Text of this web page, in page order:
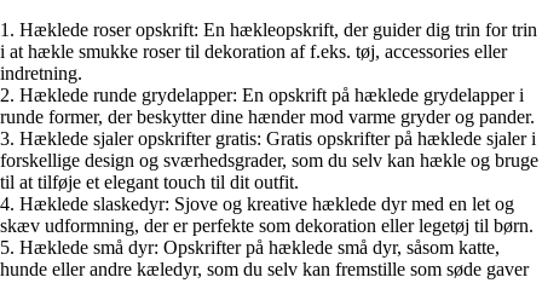
1. Hæklede roser opskrift: En hækleopskrift, der guider dig trin for trin
i at hækle smukke roser til dekoration af f.eks. tøj, accessories eller
indretning.
2. Hæklede runde grydelapper: En opskrift på hæklede grydelapper i
runde former, der beskytter dine hænder mod varme gryder og pander.
3. Hæklede sjaler opskrifter gratis: Gratis opskrifter på hæklede sjaler i
forskellige design og sværhedsgrader, som du selv kan hækle og bruge
til at tilføje et elegant touch til dit outfit.
4. Hæklede slaskedyr: Sjove og kreative hæklede dyr med en let og
skæv udformning, der er perfekte som dekoration eller legetøj til børn.
5. Hæklede små dyr: Opskrifter på hæklede små dyr, såsom katte,
hunde eller andre kæledyr, som du selv kan fremstille som søde gaver